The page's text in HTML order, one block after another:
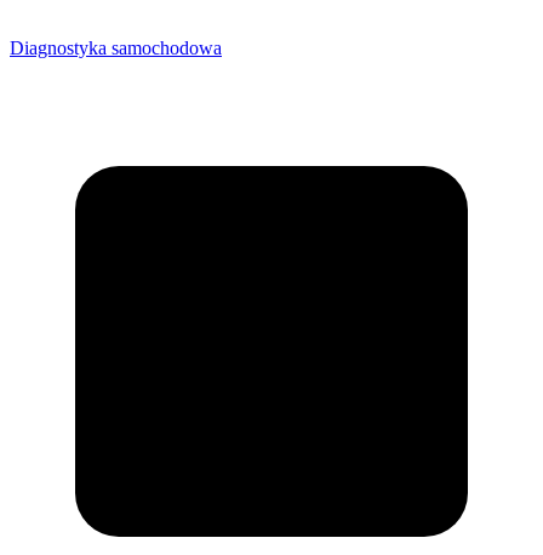
Diagnostyka samochodowa